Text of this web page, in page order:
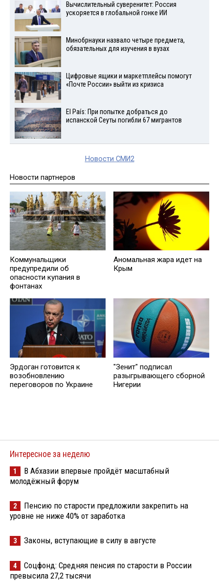
Вычислительный суверенитет: Россия
ускоряется в глобальной гонке ИИ
Минобрнауки назвало четыре предмета,
обязательных для изучения в вузах
Цифровые ящики и маркетплейсы помогут
«Почте России» выйти из кризиса
El País: При попытке добраться до
испанской Сеуты погибли 67 мигрантов
Новости СМИ2
Новости партнеров
Коммунальщики
предупредили об
опасности купания в
фонтанах
Аномальная жара идет на
Крым
Эрдоган готовится к
возобновлению
переговоров по Украине
"Зенит" подписал
разыгрывающего сборной
Нигерии
Интересное за неделю
1
В Абхазии впервые пройдёт масштабный
молодёжный форум
2
Пенсию по старости предложили закрепить на
уровне не ниже 40% от заработка
3 Законы, вступающие в силу в августе
4
Соцфонд: Средняя пенсия по старости в России
превысила 27,2 тысячи